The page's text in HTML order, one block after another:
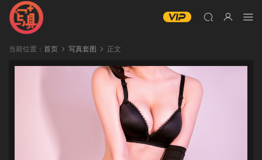
当前位置： 首页 写真套图 正文